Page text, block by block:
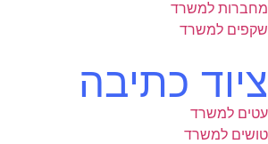
מחברות למשרד
שקפים למשרד
ציוד כתיבה
עטים למשרד
טושים למשרד